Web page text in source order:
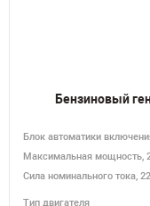
Бензиновый
Блок автоматики
Максимальная мощность,
Сила номинального тока,
Тип двигателя